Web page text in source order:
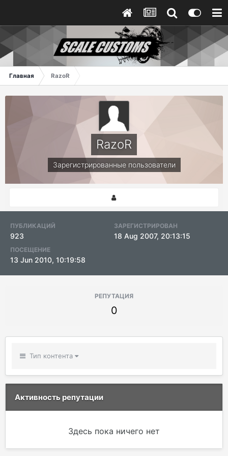
Главная RazoR
RazoR
Зарегистрированные пользователи
ПУБЛИКАЦИЙ
923
ЗАРЕГИСТРИРОВАН
18 Aug 2007, 20:13:15
ПОСЕЩЕНИЕ
13 Jun 2010, 10:19:58
РЕПУТАЦИЯ
0
Тип контента
Активность репутации
Здесь пока ничего нет